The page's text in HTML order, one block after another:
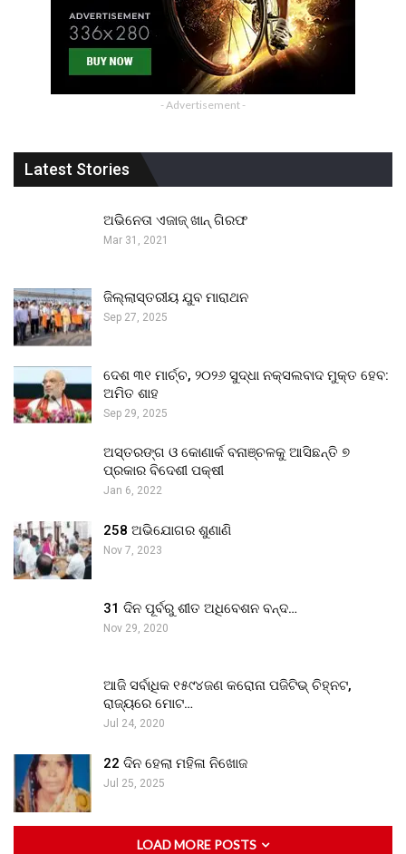
- Advertisement -
Latest Stories
ଅଭିନେତା ଏଜାଜ୍ ଖାନ୍ ଗିରଫ
Mar 31, 2021
ଜିଲ୍ଲାସ୍ତରୀୟ ଯୁବ ମାରାଥନ
Sep 27, 2025
ଦେଶ ୩୧ ମାର୍ଚ୍ଚ, ୨୦୨୬ ସୁଦ୍ଧା ନକ୍ସଲବାଦ ମୁକ୍ତ ହେବ:
ଅମିତ ଶାହ
Sep 29, 2025
ଅସ୍ତରଙ୍ଗ ଓ କୋଣାର୍କ ବନାଞ୍ଚଳକୁ ଆସିଛନ୍ତି ୭
ପ୍ରକାର ବିଦେଶୀ ପକ୍ଷୀ
Jan 6, 2022
258 ଅଭିଯୋଗର ଶୁଣାଣି
Nov 7, 2023
31 ଦିନ ପୂର୍ବରୁ ଶୀତ ଅଧିବେଶନ ବନ୍ଦ…
Nov 29, 2020
ଆଜି ସର୍ବାଧିକ ୧୫୯୪ଜଣ କରୋନା ପଜିଟିଭ୍ ଚିହ୍ନଟ,
ରାଜ୍ୟରେ ମୋଟ…
Jul 24, 2020
22 ଦିନ ହେଲା ମହିଳା ନିଖୋଜ
Jul 25, 2025
LOAD MORE POSTS